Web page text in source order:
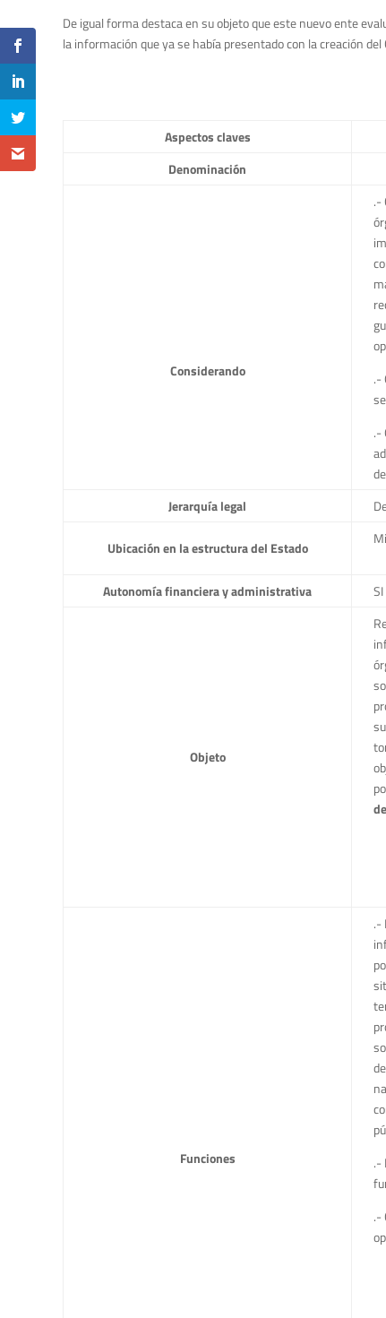
De igual forma destaca en su objeto que este nuevo ente
la información que ya se había presentado con la creación
Aspectos claves
Denominación
Considerando
.-
.-
.-
Jerarquía legal
Ubicación en la estructura del Estado
Autonomía financiera y administrativa
SI
Objeto
Funciones
.-
.-
.-